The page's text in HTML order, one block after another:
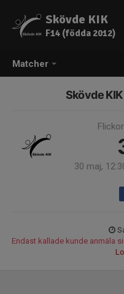
Matcher
Skövde KIK
F14 (födda 2012)
Skövde
30 maj,
Endast kallade kunde anmäla